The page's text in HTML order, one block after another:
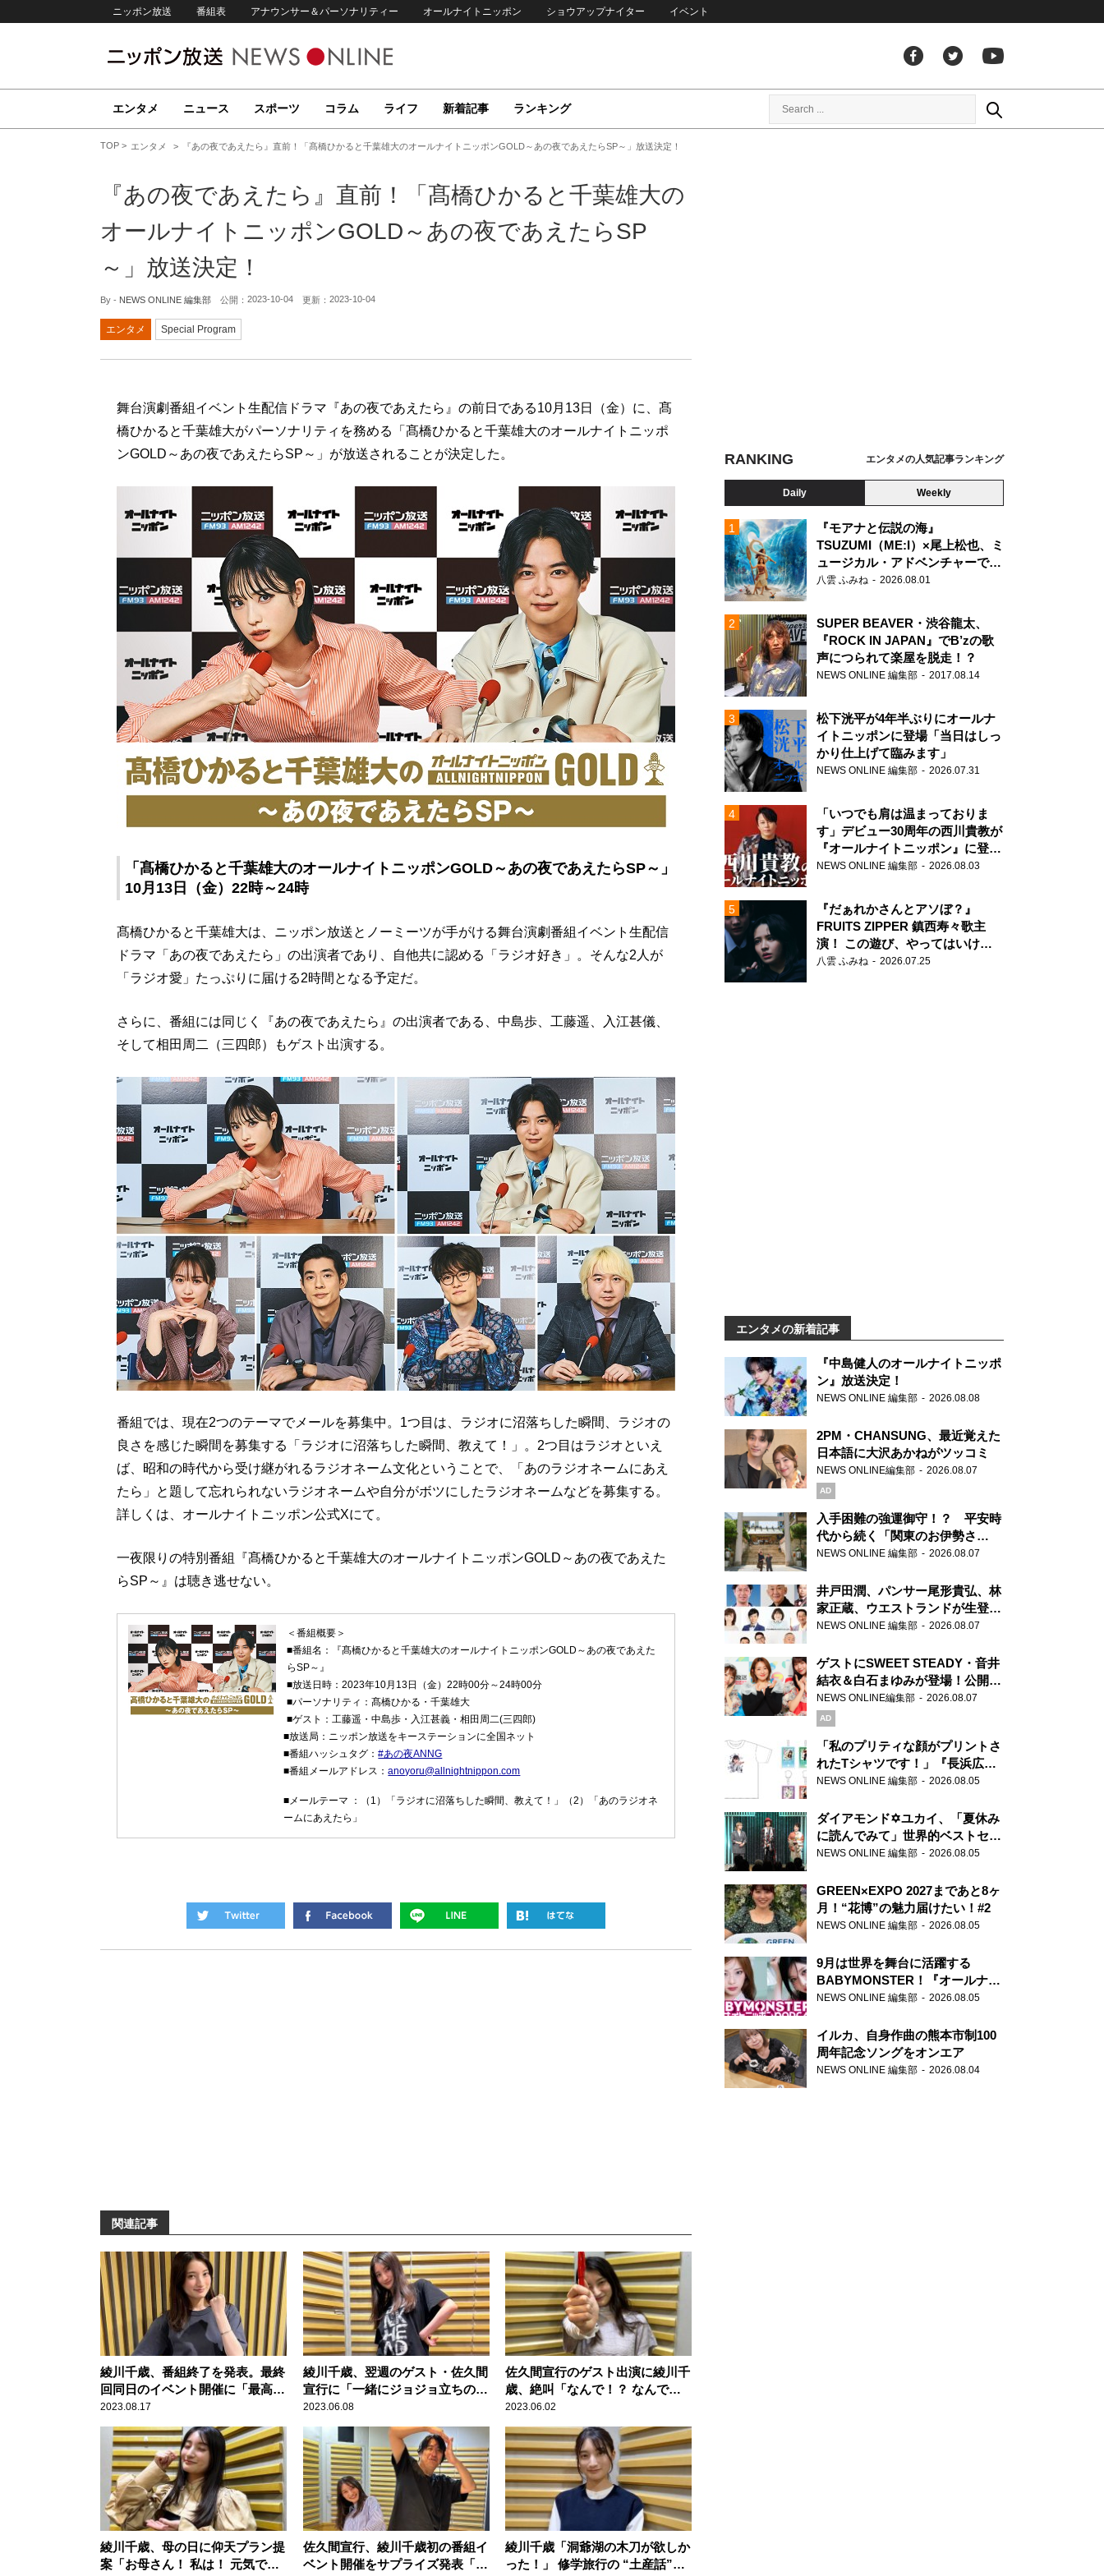
ニッポン放送 番組表 アナウンサー＆パーソナリティー オールナイトニッポン ショウアップナイター イベント
エンタメ ニュース スポーツ コラム ライフ 新着記事 ランキング
TOP エンタメ 『あの夜であえたら』直前！「髙橋ひかると千葉雄大のオールナイトニッポンGOLD～あの夜であえたらSP～」放送決定！
『あの夜であえたら』直前！「髙橋ひかると千葉雄大の
オールナイトニッポンGOLD～あの夜であえたらSP
～」放送決定！
By - NEWS ONLINE 編集部 公開： 2023-10-04 更新： 2023-10-04
エンタメ Special Program
舞台演劇番組イベント生配信ドラマ『あの夜であえたら』の前日である10月13日（金）に、髙
橋ひかると千葉雄大がパーソナリティを務める「髙橋ひかると千葉雄大のオールナイトニッポ
ンGOLD～あの夜であえたらSP～」が放送されることが決定した。
「髙橋ひかると千葉雄大のオールナイトニッポンGOLD～あの夜であえたらSP～」
10月13日（金）22時～24時
髙橋ひかると千葉雄大は、ニッポン放送とノーミーツが手がける舞台演劇番組イベント生配信
ドラマ「あの夜であえたら」の出演者であり、自他共に認める「ラジオ好き」。そんな2人が
「ラジオ愛」たっぷりに届ける2時間となる予定だ。
さらに、番組には同じく『あの夜であえたら』の出演者である、中島歩、工藤遥、入江甚儀、
そして相田周二（三四郎）もゲスト出演する。
番組では、現在2つのテーマでメールを募集中。1つ目は、ラジオに沼落ちした瞬間、ラジオの
良さを感じた瞬間を募集する「ラジオに沼落ちした瞬間、教えて！」。2つ目はラジオといえ
ば、昭和の時代から受け継がれるラジオネーム文化ということで、「あのラジオネームにあえ
たら」と題して忘れられないラジオネームや自分がボツにしたラジオネームなどを募集する。
詳しくは、オールナイトニッポン公式Xにて。
一夜限りの特別番組『髙橋ひかると千葉雄大のオールナイトニッポンGOLD～あの夜であえた
らSP～』は聴き逃せない。
＜番組概要＞
■番組名：『髙橋ひかると千葉雄大のオールナイトニッポンGOLD～あの夜であえた
らSP～』
■放送日時：2023年10月13日（金）22時00分～24時00分
■パーソナリティ：髙橋ひかる・千葉雄大
■ゲスト：工藤遥・中島歩・入江甚義・相田周二(三四郎)
■放送局：ニッポン放送をキーステーションに全国ネット
■番組ハッシュタグ：#あの夜ANNG
■番組メールアドレス：anoyoru@allnightnippon.com
■メールテーマ ：（1）「ラジオに沼落ちした瞬間、教えて！」（2）「あのラジオネ
ームにあえたら」
関連記事
綾川千歳、番組終了を発表。最終
回同日のイベント開催に「最高の
フィナーレにしようぜ！」
2023.08.17
綾川千歳、翌週のゲスト・佐久間
宣行に「一緒にジョジョ立ちの写
真を撮りたい！」と懇願
2023.06.08
佐久間宣行のゲスト出演に綾川千
歳、絶叫「なんで！？ なんでな
の？」
2023.06.02
綾川千歳、母の日に仰天プラン提
案「お母さん！ 私は！ 元気で
佐久間宣行、綾川千歳初の番組イ
ベント開催をサプライズ発表「東
綾川千歳「洞爺湖の木刀が欲しか
った！」 修学旅行の “土産話”に
RANKING エンタメの人気記事ランキング
Daily Weekly
『モアナと伝説の海』
TSUZUMI（ME:I）×尾上松也、ミ
ュージカル・アドベンチャーで美
声を響かせる
八雲 ふみね 2026.08.01
SUPER BEAVER・渋谷龍太、
『ROCK IN JAPAN』でB’zの歌
声につられて楽屋を脱走！？
NEWS ONLINE 編集部 2017.08.14
松下洸平が4年半ぶりにオールナ
イトニッポンに登場「当日はしっ
かり仕上げて臨みます」
NEWS ONLINE 編集部 2026.07.31
「いつでも肩は温まっておりま
す」デビュー30周年の西川貴教が
『オールナイトニッポン』に登
場！
NEWS ONLINE 編集部 2026.08.03
『だぁれかさんとアソぼ？』
FRUITS ZIPPER 鎮西寿々歌主
演！ この遊び、やってはいけま
せん。
八雲 ふみね 2026.07.25
エンタメの新着記事
『中島健人のオールナイトニッポ
ン』放送決定！
NEWS ONLINE 編集部 2026.08.08
2PM・CHANSUNG、最近覚えた
日本語に大沢あかねがツッコミ
NEWS ONLINE編集部 2026.08.07
AD
入手困難の強運御守！？ 平安時
代から続く「関東のお伊勢さ
ま」、芝大神宮にてランパンプス
NEWS ONLINE 編集部 2026.08.07
井戸田潤、パンサー尾形貴弘、林
家正蔵、ウエストランドが生登
場！『ラジオビバリー昼ズ』
NEWS ONLINE 編集部 2026.08.07
ゲストにSWEET STEADY・音井
結衣＆白石まゆみが登場！公開収
録で素顔全開！
NEWS ONLINE編集部 2026.08.07
AD
「私のプリティな顔がプリントさ
れたTシャツです！」『長浜広奈
天下無双』初の番組グッズ発売
NEWS ONLINE 編集部 2026.08.05
ダイアモンド✡ユカイ、「夏休み
に読んでみて」世界的ベストセラ
ー『アナスタシア』を紹介
NEWS ONLINE 編集部 2026.08.05
GREEN×EXPO 2027まであと8ヶ
月！“花博”の魅力届けたい！#2
NEWS ONLINE 編集部 2026.08.05
9月は世界を舞台に活躍する
BABYMONSTER！『オールナイ
トニッポンPODCAST』月替わり
NEWS ONLINE 編集部 2026.08.05
イルカ、自身作曲の熊本市制100
周年記念ソングをオンエア
NEWS ONLINE 編集部 2026.08.04